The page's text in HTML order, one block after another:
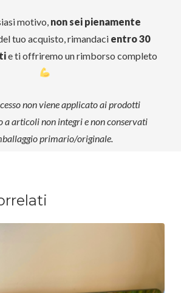
motivo, non sei pienamente
tuo acquisto, rimandaci entro 30
e ti offriremo un rimborso completo
non viene applicato ai prodotti
a articoli non integri e non conservati
primario/originale.